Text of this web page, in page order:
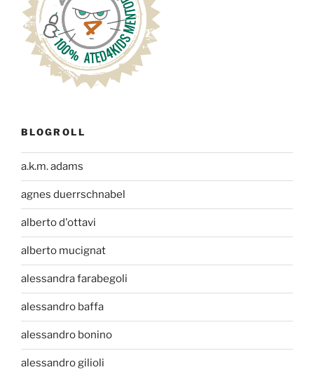
BLOGROLL
a.k.m. adams
agnes duerrschnabel
alberto d'ottavi
alberto mucignat
alessandra farabegoli
alessandro baffa
alessandro bonino
alessandro gilioli